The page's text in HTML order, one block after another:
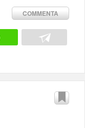
COMMENTA